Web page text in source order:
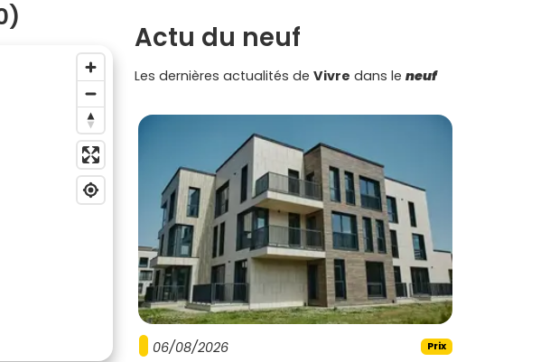
Actu du neuf
Les dernières actualités de Vivre dans le neuf
06/08/2026 Prix